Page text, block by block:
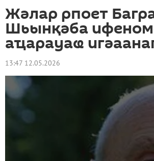
Жәлар рпоет
Шьынқәба
аҵарауаҩ
13:47 12.05.2026